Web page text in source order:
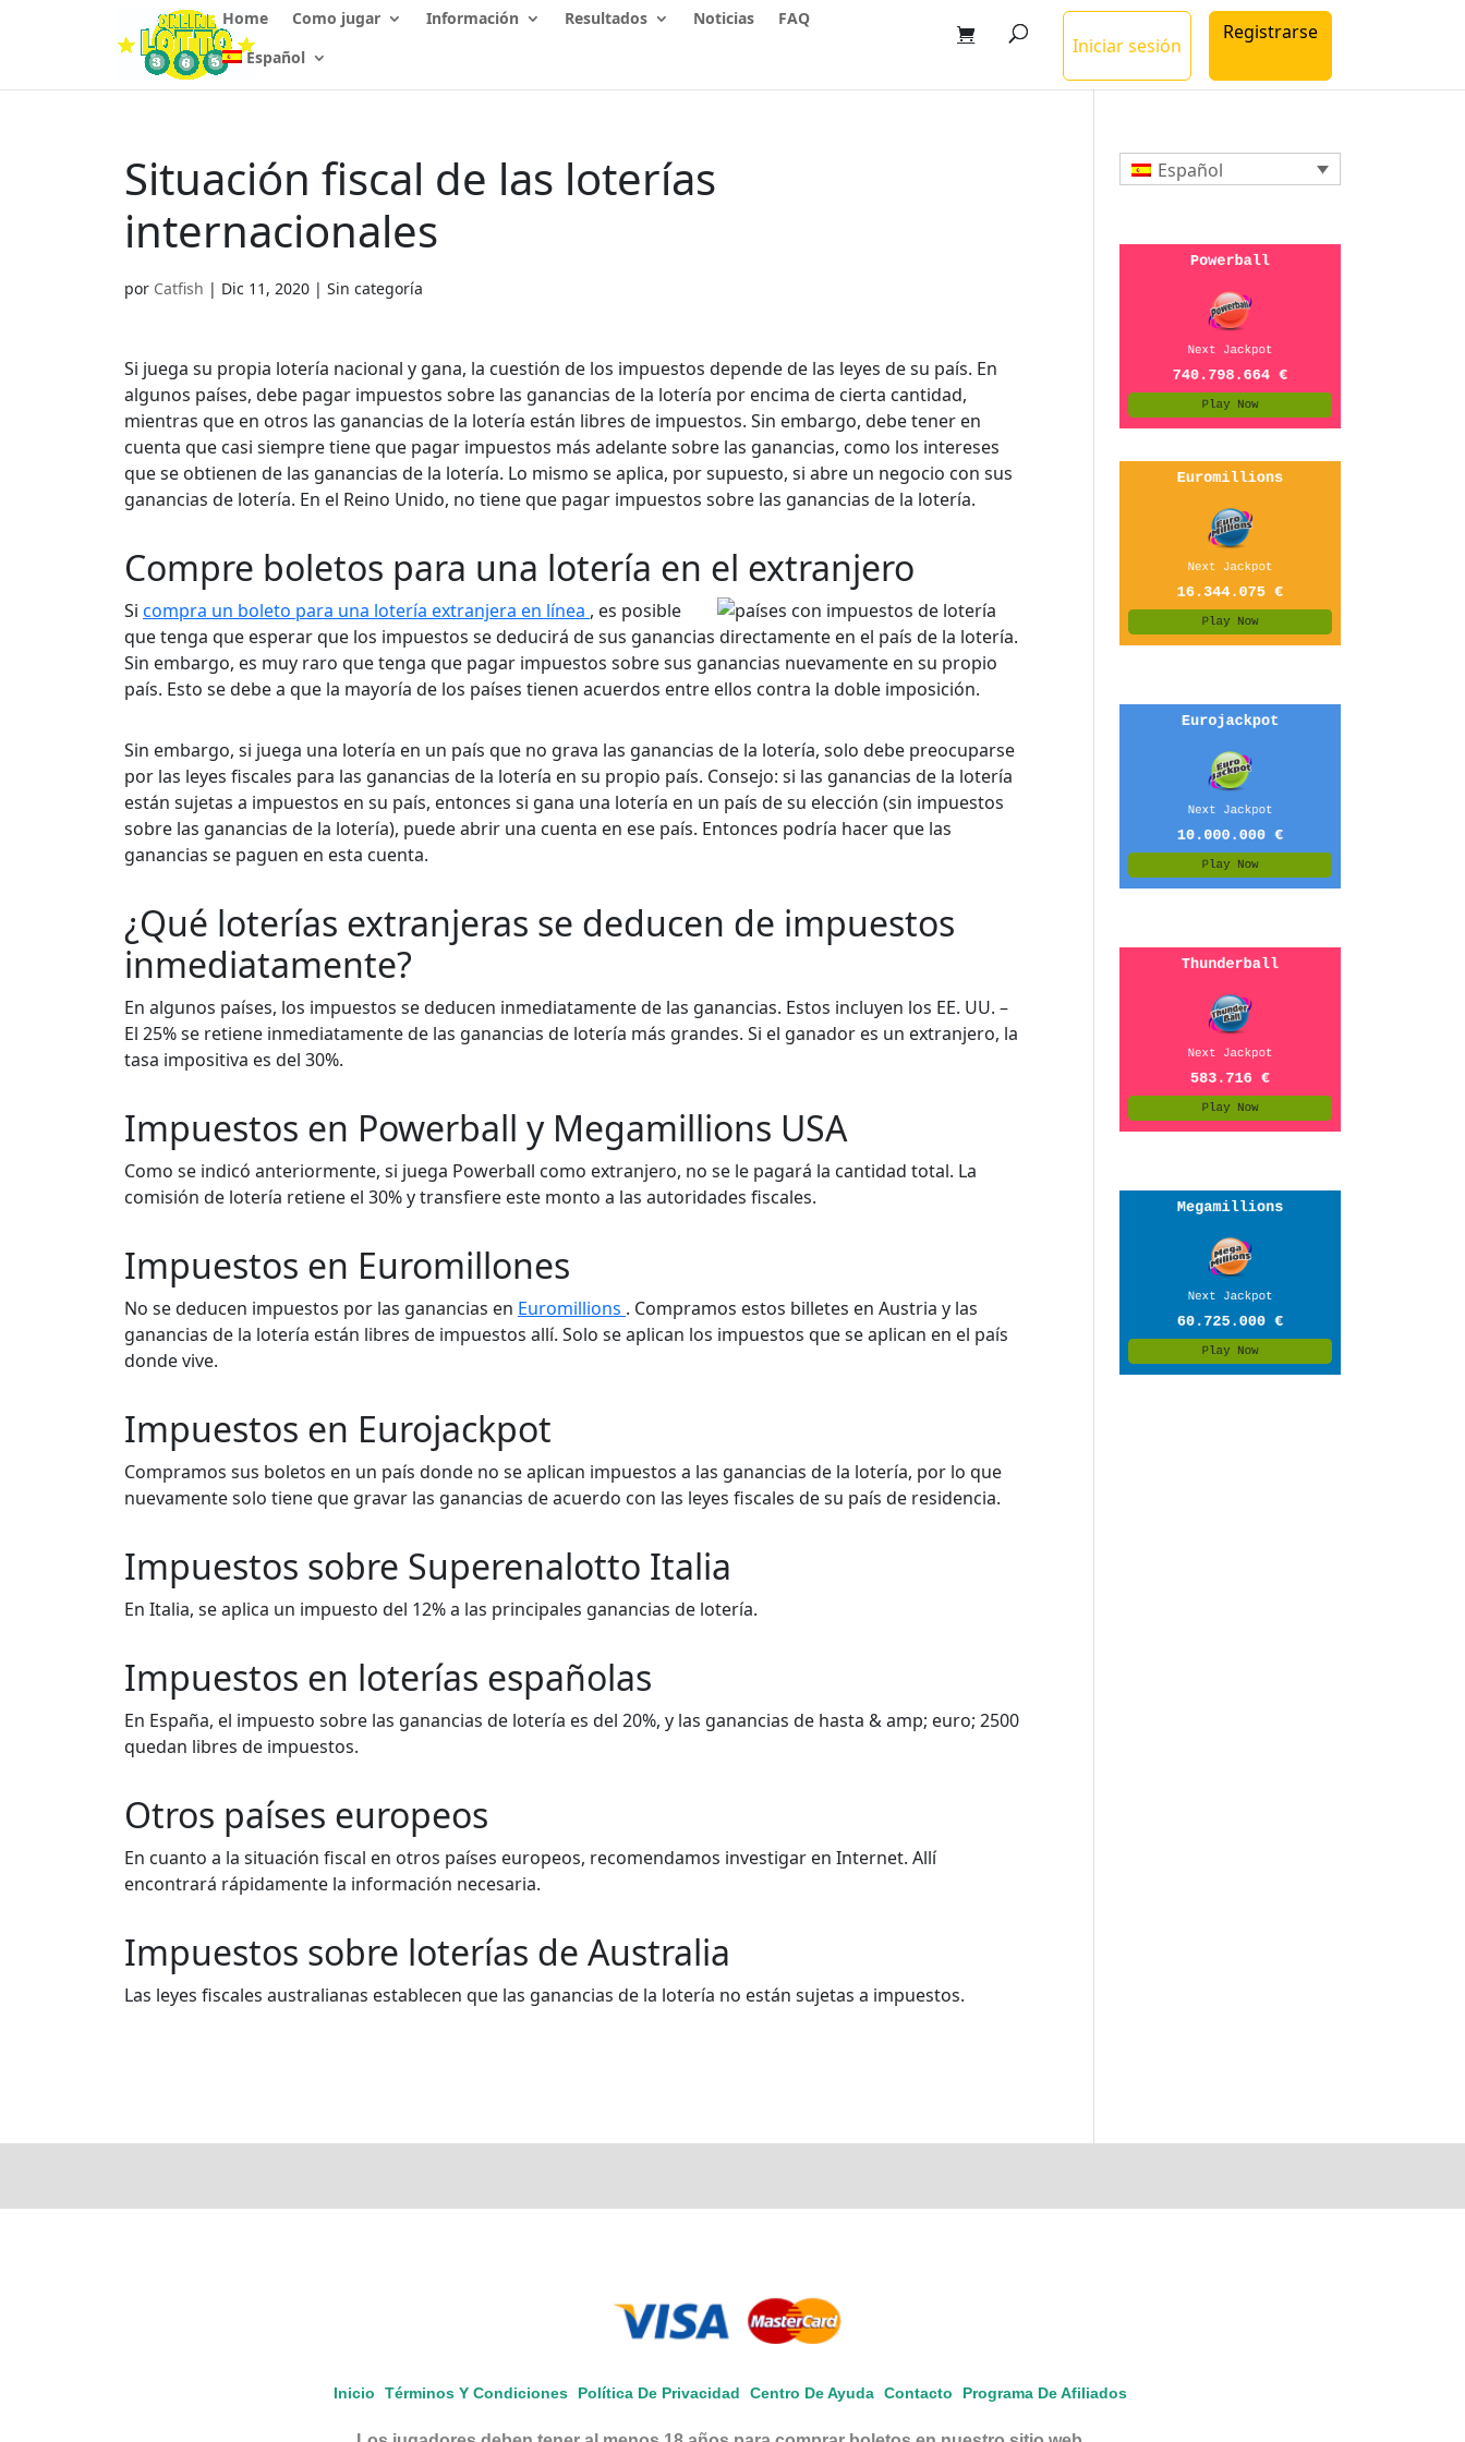
Home Como jugar Información Resultados Noticias
FAQ
Español
Iniciar sesión
Registrarse
Situación fiscal de las loterías
internacionales
por Catfish | Dic 11, 2020 | Sin categoría
Si juega su propia lotería nacional y gana, la cuestión de los impuestos depende de las leyes de su país. En
algunos países, debe pagar impuestos sobre las ganancias de la lotería por encima de cierta cantidad,
mientras que en otros las ganancias de la lotería están libres de impuestos. Sin embargo, debe tener en
cuenta que casi siempre tiene que pagar impuestos más adelante sobre las ganancias, como los intereses
que se obtienen de las ganancias de la lotería. Lo mismo se aplica, por supuesto, si abre un negocio con sus
ganancias de lotería. En el Reino Unido, no tiene que pagar impuestos sobre las ganancias de la lotería.
Compre boletos para una lotería en el extranjero
Si compra un boleto para una lotería extranjera en línea , es posible
que tenga que esperar que los impuestos se deducirá de sus ganancias directamente en el país de la lotería.
Sin embargo, es muy raro que tenga que pagar impuestos sobre sus ganancias nuevamente en su propio
país. Esto se debe a que la mayoría de los países tienen acuerdos entre ellos contra la doble imposición.
Sin embargo, si juega una lotería en un país que no grava las ganancias de la lotería, solo debe preocuparse
por las leyes fiscales para las ganancias de la lotería en su propio país. Consejo: si las ganancias de la lotería
están sujetas a impuestos en su país, entonces si gana una lotería en un país de su elección (sin impuestos
sobre las ganancias de la lotería), puede abrir una cuenta en ese país. Entonces podría hacer que las
ganancias se paguen en esta cuenta.
¿Qué loterías extranjeras se deducen de impuestos
inmediatamente?
En algunos países, los impuestos se deducen inmediatamente de las ganancias. Estos incluyen los EE. UU. –
El 25% se retiene inmediatamente de las ganancias de lotería más grandes. Si el ganador es un extranjero, la
tasa impositiva es del 30%.
Impuestos en Powerball y Megamillions USA
Como se indicó anteriormente, si juega Powerball como extranjero, no se le pagará la cantidad total. La
comisión de lotería retiene el 30% y transfiere este monto a las autoridades fiscales.
Impuestos en Euromillones
No se deducen impuestos por las ganancias en Euromillions . Compramos estos billetes en Austria y las
ganancias de la lotería están libres de impuestos allí. Solo se aplican los impuestos que se aplican en el país
donde vive.
Impuestos en Eurojackpot
Compramos sus boletos en un país donde no se aplican impuestos a las ganancias de la lotería, por lo que
nuevamente solo tiene que gravar las ganancias de acuerdo con las leyes fiscales de su país de residencia.
Impuestos sobre Superenalotto Italia
En Italia, se aplica un impuesto del 12% a las principales ganancias de lotería.
Impuestos en loterías españolas
En España, el impuesto sobre las ganancias de lotería es del 20%, y las ganancias de hasta & amp; euro; 2500
quedan libres de impuestos.
Otros países europeos
En cuanto a la situación fiscal en otros países europeos, recomendamos investigar en Internet. Allí
encontrará rápidamente la información necesaria.
Impuestos sobre loterías de Australia
Las leyes fiscales australianas establecen que las ganancias de la lotería no están sujetas a impuestos.
Español
Inicio Términos Y Condiciones Política De Privacidad Centro De Ayuda Contacto Programa De Afiliados